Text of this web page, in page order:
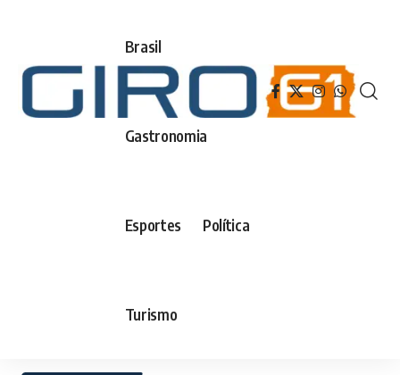
Brasil
Gastronomia
Esportes Política
Turismo